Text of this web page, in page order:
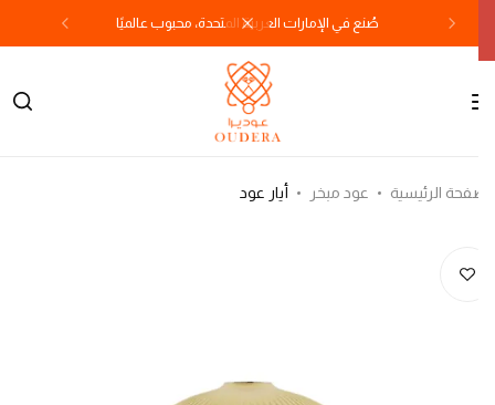
صُنع في الإمارات العربية المتحدة، محبوب عالميًا
الرئيسية عود مبخر أيار عود